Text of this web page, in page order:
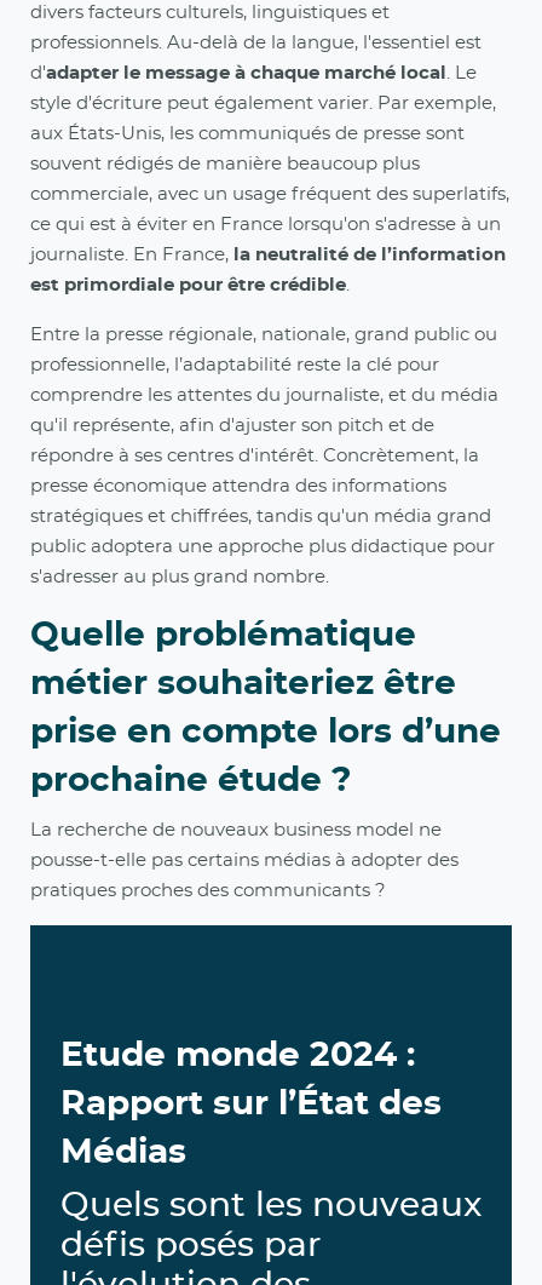
divers facteurs culturels, linguistiques et
professionnels. Au-delà de la langue, l'essentiel est
d'adapter le message à chaque marché local
. Le
style d'écriture peut également varier. Par exemple,
aux États-Unis, les communiqués de presse sont
souvent rédigés de manière beaucoup plus
commerciale, avec un usage fréquent des superlatifs,
ce qui est à éviter en France lorsqu'on s'adresse à un
journaliste. En France, la neutralité de l’information
est primordiale pour être crédible
Entre la presse régionale, nationale, grand public ou
professionnelle, l’adaptabilité reste la clé pour
comprendre les attentes du journaliste, et du média
qu'il représente, afin d'ajuster son pitch et de
répondre à ses centres d'intérêt. Concrètement, la
presse économique attendra des informations
stratégiques et chiffrées, tandis qu'un média grand
public adoptera une approche plus didactique pour
s'adresser au plus grand nombre.
Quelle problématique
métier souhaiteriez être
prise en compte lors d’une
prochaine étude ?
La recherche de nouveaux business model ne
pousse-t-elle pas certains médias à adopter des
pratiques proches des communicants ?
Etude monde 2024 :
Rapport sur l’État des
Médias
Quels sont les nouveaux
défis posés par